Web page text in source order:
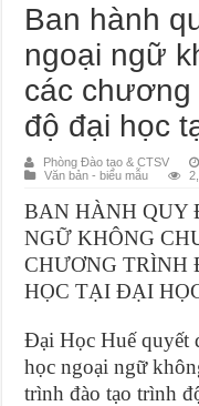
Ban hành
ngoại ngữ
các
độ đại học
Phòng Đào tạo & CTSV
Văn bản - biểu mẫu
BAN HÀNH QUY
NGỮ KHÔNG
CHƯƠNG
HỌC TẠI ĐẠI
Đại Học Huế quyết
học ngoại ngữ
trình đào tạo trình